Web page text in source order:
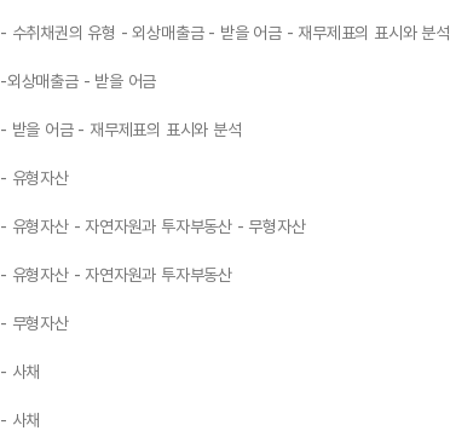
- 수취채권의 유형 - 외상매출금 - 받을 어금 - 재무제표의 표시와 분석
-외상매출금 - 받을 어금
- 받을 어금 - 재무제표의 표시와 분석
- 유형자산
- 유형자산 - 자연자원과 투자부동산 - 무형자산
- 유형자산 - 자연자원과 투자부동산
- 무형자산
- 사채
- 사채